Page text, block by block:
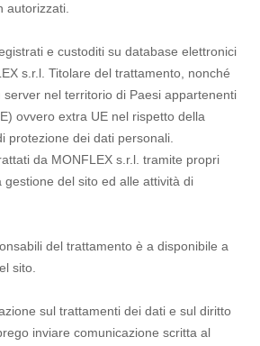
autorizzati.
e custoditi su database elettronici
s.r.l. Titolare del trattamento, nonché
nel territorio di Paesi appartenenti
ovvero extra UE nel rispetto della
protezione dei dati personali.
da MONFLEX s.r.l. tramite propri
gestione del sito ed alle attività di
del trattamento è a disponibile a
sito.
sul trattamenti dei dati e sul diritto
inviare comunicazione scritta al